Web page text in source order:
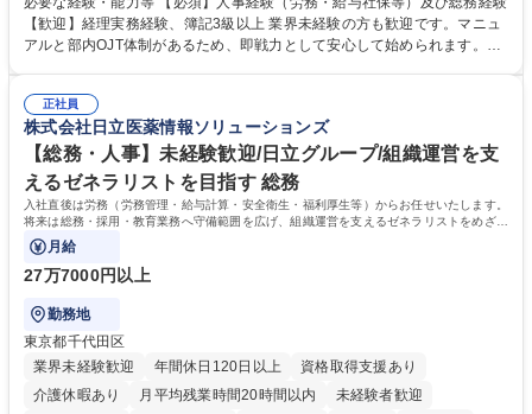
理、給与計算、社会保険手続き、年末調整等の労務管理全般 ■入退社手続
き、社内規定の改定や人事制度改定などのコア業務 ■社内イベントの企画
でも質問・相談できる環境が整っているため、安心して成長できます。 募
集職種 【森ビルG】人事・総務◆賞与5ヶ月◆年休120日◆残業少なめ◆
リモート可
【歓迎】経理実務経験、簿記3級以上 業界未経験の方も歓迎です。マニュ
アルと部内OJT体制があるため、即戦力として安心して始められます。
務に挑戦できるため、自身の成長と組織への貢献度をダイレクトに実感で
きます。 残業少なめ、週1日リモート可など、ワークライフバランスを保
ち長期活躍できる環境です。 「これまでの幅広い経験を活かし、長期的な
キャリアを築きたい」という前向きな意欲と挑戦を全力で応援します。 学
歴・資格 学歴：大学院 大学 高専 短大 専修学校 高校 語学力： 資格：日商
簿記検定1級 日商簿記検定2級 日商簿記検定3級
正社員
株式会社日立医薬情報ソリューションズ
【総務・人事】未経験歓迎/日立グループ/組織運営を支
えるゼネラリストを目指す 総務
入社直後は労務（労務管理・給与計算・安全衛生・福利厚生等）からお任せいたします。
将来は総務・採用・教育業務へ守備範囲を広げ、組織運営を支えるゼネラリストをめざせ
ます。
月給
27万7000円以上
勤務地
東京都千代田区
業界未経験歓迎
年間休日120日以上
資格取得支援あり
介護休暇あり
月平均残業時間20時間以内
未経験者歓迎